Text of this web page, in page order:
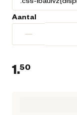
Aantal
−
1.50